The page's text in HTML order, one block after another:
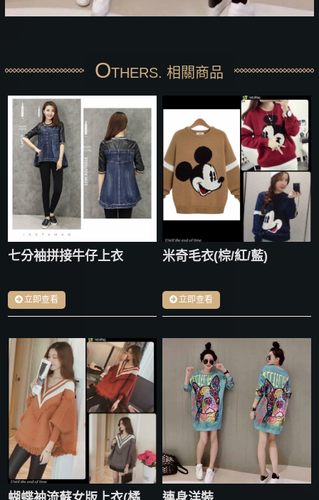
OTHERS. 相關商品
七分袖拼接牛仔上衣
立即查看
米奇毛衣(棕/紅/藍)
立即查看